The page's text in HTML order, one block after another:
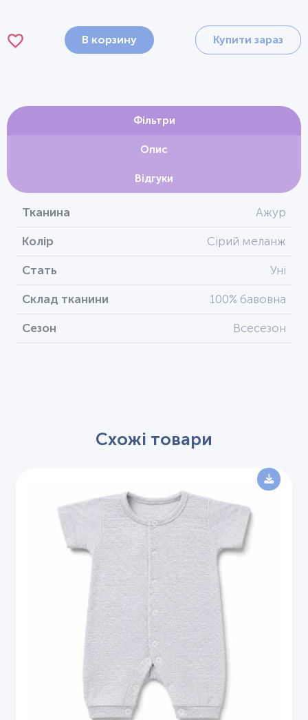
В корзину Купити зараз
Фільтри
Опис
Відгуки
Тканина Ажур
Колір Сірий меланж
Стать Уні
Склад тканини 100% бавовна
Сезон Всесезон
Схожі товари